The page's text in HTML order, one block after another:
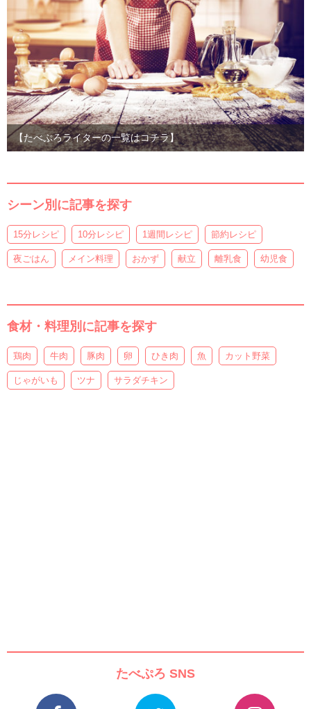
【たべぷろライターの一覧はコチラ】
シーン別に記事を探す
15分レシピ 10分レシピ 1週間レシピ 節約レシピ
夜ごはん メイン料理 おかず 献立 離乳食 幼児食
食材・料理別に記事を探す
鶏肉 牛肉 豚肉 卵 ひき肉 魚 カット野菜
じゃがいも ツナ サラダチキン
たべぷろ SNS